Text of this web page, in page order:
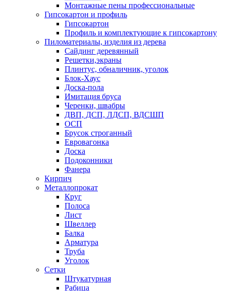
Монтажные пены профессиональные
Гипсокартон и профиль
Гипсокартон
Профиль и комплектующие к гипсокартону
Пиломатериалы, изделия из дерева
Сайдинг деревянный
Решетки,экраны
Плинтус, обналичник, уголок
Блок-Хаус
Доска-пола
Имитация бруса
Черенки, швабры
ДВП, ДСП, ЛДСП, ВДСШП
ОСП
Брусок строганный
Евровагонка
Доска
Подоконники
Фанера
Кирпич
Металлопрокат
Круг
Полоса
Лист
Швеллер
Балка
Арматура
Труба
Уголок
Сетки
Штукатурная
Рабица